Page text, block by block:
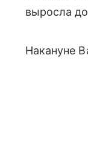
выросла
Накануне